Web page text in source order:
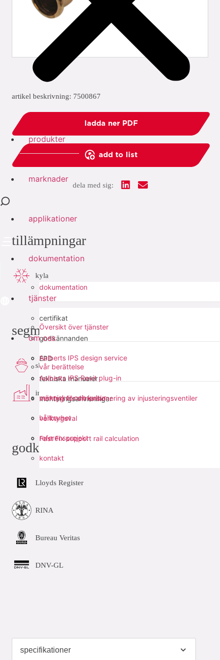
produkter
marknader
applikationer
dokumentation
dokumentation
certifikat
godkännanden
EPD
tekniska manualer
monteringsanvisningar
tjänster
Översikt över tjänster
Aalberts IPS design service
Aalberts IPS Revit plug-in
verktyg för dimensionering av injusteringsventiler
verktygsval
Fast Fix support rail calculation
om oss
vår berättelse
människor och kultur
hållbarhet
referensprojekt
kontakt
artikel beskrivning: 7500867
ladda ner PDF
add to list
dela med sig:
tillämpningar
kyla
segment
skeppsbygge
industri
godkännanden
Lloyds Register
RINA
Bureau Veritas
DNV-GL